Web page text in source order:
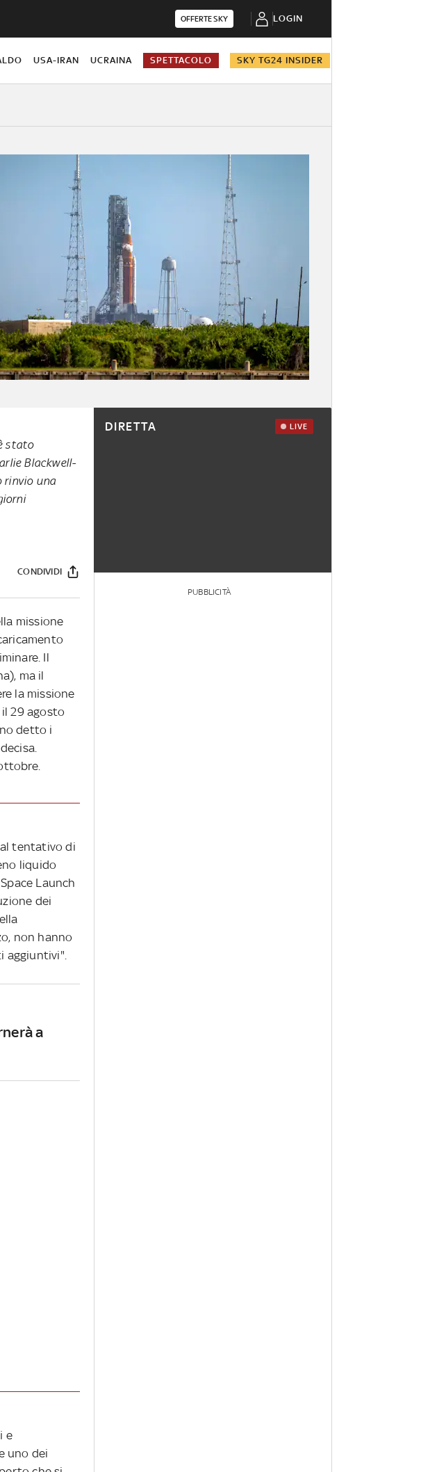
OFFERTE SKY LOGIN
USA-IRAN UCRAINA SPETTACOLO SKY TG24 INSIDER
stato
Blackwell-
rinvio una
CONDIVIDI
missione
Il
ma il
la missione
il 29 agosto
detto i
tentativo di
liquido
Launch
dei
non hanno
aggiuntivi".
a
e
uno dei
DIRETTA LIVE
PUBBLICITÀ